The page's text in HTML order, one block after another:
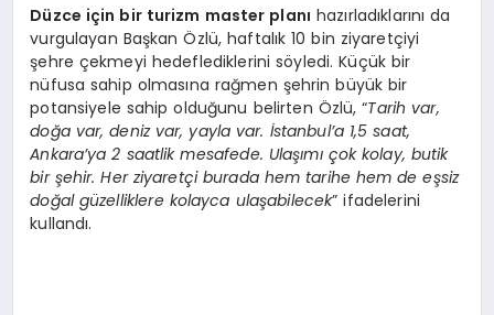
Düzce için bir turizm master planı hazırladıklarını da
vurgulayan Başkan Özlü, haftalık 10 bin ziyaretçiyi
şehre çekmeyi hedeflediklerini söyledi. Küçük bir
nüfusa sahip olmasına rağmen şehrin büyük bir
potansiyele sahip olduğunu belirten Özlü, “Tarih var,
doğa var, deniz var, yayla var. İstanbul’a 1,5 saat,
Ankara’ya 2 saatlik mesafede. Ulaşımı çok kolay, butik
bir şehir. Her ziyaretçi burada hem tarihe hem de eşsiz
doğal güzelliklere kolayca ulaşabilecek” ifadelerini
kullandı.